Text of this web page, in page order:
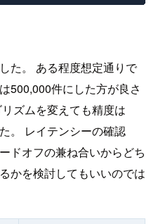
た。 ある程度想定通りで
500,000件にした方が良さ
ズムを変えても精度は
。 レイテンシーの確認
ドオフの兼ね合いからどち
かを検討してもいいのでは